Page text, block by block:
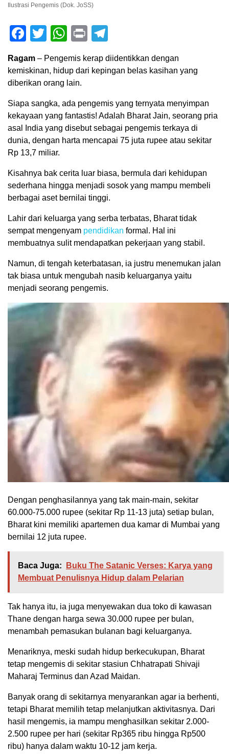
Ilustrasi Pengemis (Dok. JoSS)
Facebook
TwitterWhatsApp
Print
Ragam – Pengemis kerap diidentikkan dengan
kemiskinan, hidup dari kepingan belas kasihan yang
diberikan orang lain.
Siapa sangka, ada pengemis yang ternyata menyimpan
kekayaan yang fantastis! Adalah Bharat Jain, seorang pria
asal India yang disebut sebagai pengemis terkaya di
dunia, dengan harta mencapai 75 juta rupee atau sekitar
Rp 13,7 miliar.
Kisahnya bak cerita luar biasa, bermula dari kehidupan
sederhana hingga menjadi sosok yang mampu membeli
berbagai aset bernilai tinggi.
Lahir dari keluarga yang serba terbatas, Bharat tidak
sempat mengenyam pendidikan formal. Hal ini
membuatnya sulit mendapatkan pekerjaan yang stabil.
Namun, di tengah keterbatasan, ia justru menemukan jalan
tak biasa untuk mengubah nasib keluarganya yaitu
menjadi seorang pengemis.
Dengan penghasilannya yang tak main-main, sekitar
60.000-75.000 rupee (sekitar Rp 11-13 juta) setiap bulan,
Bharat kini memiliki apartemen dua kamar di Mumbai yang
bernilai 12 juta rupee.
Baca Juga:
Buku The Satanic Verses: Karya yang
Membuat Penulisnya Hidup dalam Pelarian
Tak hanya itu, ia juga menyewakan dua toko di kawasan
Thane dengan harga sewa 30.000 rupee per bulan,
menambah pemasukan bulanan bagi keluarganya.
Menariknya, meski sudah hidup berkecukupan, Bharat
tetap mengemis di sekitar stasiun Chhatrapati Shivaji
Maharaj Terminus dan Azad Maidan.
Banyak orang di sekitarnya menyarankan agar ia berhenti,
tetapi Bharat memilih tetap melanjutkan aktivitasnya. Dari
hasil mengemis, ia mampu menghasilkan sekitar 2.000-
2.500 rupee per hari (sekitar Rp365 ribu hingga Rp500
ribu) hanya dalam waktu 10-12 jam kerja.